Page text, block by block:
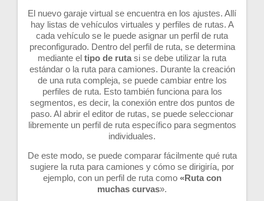
El nuevo garaje virtual se encuentra en los ajustes. Allí
hay listas de vehículos virtuales y perfiles de rutas. A
cada vehículo se le puede asignar un perfil de ruta
preconfigurado. Dentro del perfil de ruta, se determina
mediante el tipo de rutasi se debe utilizar la ruta
estándar o la ruta para camiones. Durante la creación
de una ruta compleja, se puede cambiar entre los
perfiles de ruta. Esto también funciona para los
segmentos, es decir, la conexión entre dos puntos de
paso. Al abrir el editor de rutas, se puede seleccionar
libremente un perfil de ruta específico para segmentos
individuales.
De este modo, se puede comparar fácilmente qué ruta
sugiere la ruta para camiones y cómo se dirigiría, por
ejemplo, con un perfil de ruta como «Ruta con
muchas curvas».